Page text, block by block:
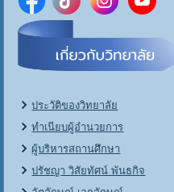
ประวัติของวิทยาลัย
ทำเนียบผู้อำนวยการ
ผู้บริหารสถานศึกษา
ปรัชญา วิสัยทัศน์ พันธกิจ